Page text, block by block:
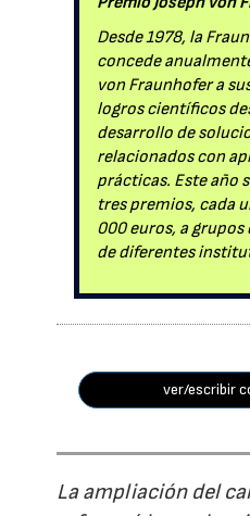
Desde 1978, la
concede
von Fraunhofer a
logros científicos
desarrollo de
relacionados con
prácticas. Este año
tres premios, cada
000 euros, a
de diferentes
ver/escribir
La ampliación del